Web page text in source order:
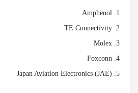
Amphenol
TE Connectivity
Molex
Foxconn
Japan Aviation Electronics (JAE)